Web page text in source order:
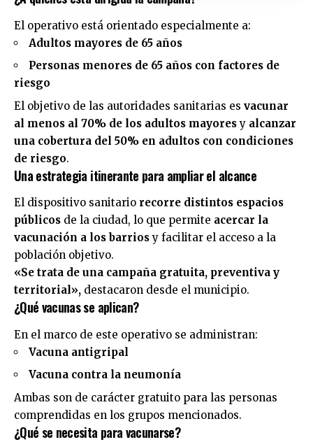
El operativo está orientado especialmente a:
Adultos mayores de 65 años
Personas menores de 65 años con factores de
riesgo
El objetivo de las autoridades sanitarias es vacunar
al menos al 70% de los adultos mayoresy alcanzar
una cobertura del 50% en adultos con condiciones
de riesgo.
Una estrategia itinerante para ampliar el alcance
El dispositivo sanitario recorre distintos espacios
públicos de la ciudad, lo que permite acercar la
vacunación a los barriosy facilitar el acceso a la
población objetivo.
«Se trata de una campaña gratuita, preventiva y
territorial», destacaron desde el municipio.
¿Qué vacunas se aplican?
En el marco de este operativo se administran:
Vacuna antigripal
Vacuna contra la neumonía
Ambas son de carácter gratuito para las personas
comprendidas en los grupos mencionados.
¿Qué se necesita para vacunarse?